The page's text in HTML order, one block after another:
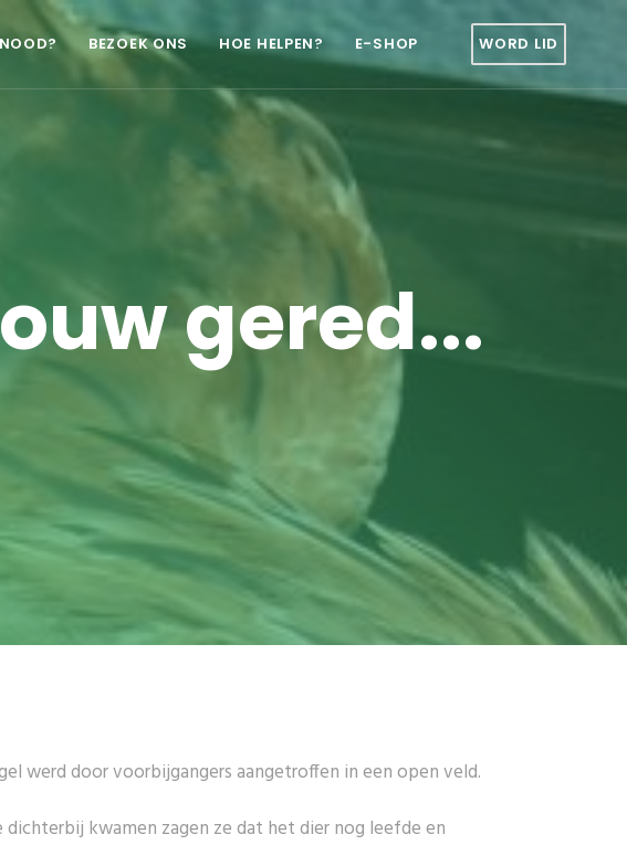
BEZOEK ONS HOE HELPEN? E-SHOP WORD LID
gered...
werd door voorbijgangers aangetroffen in een open veld.
kwamen zagen ze dat het dier nog leefde en